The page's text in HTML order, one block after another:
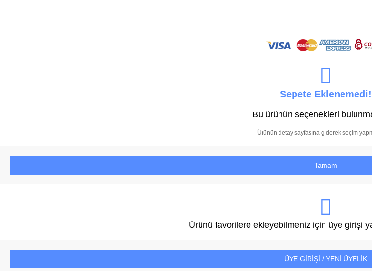
Sepete Eklenemedi!
Bu ürünün seçenekleri
Ürünün detay sayfasına giderek seçim
Tamam
Ürünü favorilere ekleyebilmeniz için üye girişi
ÜYE GİRİŞİ / YENİ ÜYELİK